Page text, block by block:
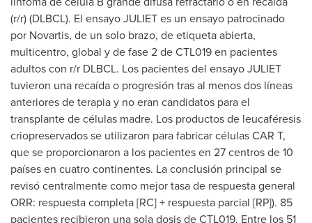
(r/r) (DLBCL). El ensayo JULIET es un ensayo patrocinado
por Novartis, de un solo brazo, de etiqueta abierta,
multicentro, global y de fase 2 de CTL019 en pacientes
adultos con r/r DLBCL. Los pacientes del ensayo JULIET
tuvieron una recaída o progresión tras al menos dos líneas
anteriores de terapia y no eran candidatos para el
transplante de células madre. Los productos de leucaféresis
criopreservados se utilizaron para fabricar células CAR T,
que se proporcionaron a los pacientes en 27 centros de 10
países en cuatro continentes. La conclusión principal se
revisó centralmente como mejor tasa de respuesta general
ORR: respuesta completa [RC] + respuesta parcial [RP]). 85
pacientes recibieron una sola dosis de CTL019. Entre los 51